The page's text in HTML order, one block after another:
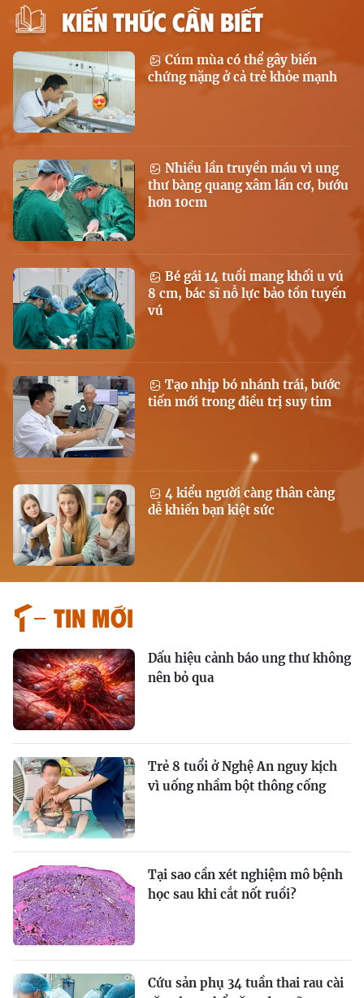
KIẾN THỨC CẦN BIẾT
Cúm mùa có thể gây biến
chứng nặng ở cả trẻ khỏe mạnh
Nhiều lần truyền máu vì ung
thư bàng quang xâm lấn cơ, bướu
hơn 10cm
Bé gái 14 tuổi mang khối u vú
8 cm, bác sĩ nỗ lực bảo tồn tuyến
vú
Tạo nhịp bó nhánh trái, bước
tiến mới trong điều trị suy tim
4 kiểu người càng thân càng
dễ khiến bạn kiệt sức
Tin mới
Dấu hiệu cảnh báo ung thư không
nên bỏ qua
Trẻ 8 tuổi ở Nghệ An nguy kịch
vì uống nhầm bột thông cống
Tại sao cần xét nghiệm mô bệnh
học sau khi cắt nốt ruồi?
Cứu sản phụ 34 tuần thai rau cài